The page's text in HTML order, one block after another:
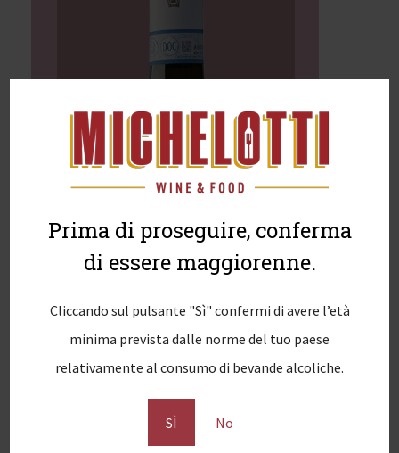
Prima di proseguire, conferma
di essere maggiorenne.
Cliccando sul pulsante "Sì" confermi di avere l’età
minima prevista dalle norme del tuo paese
relativamente al consumo di bevande alcoliche.
SÌ No